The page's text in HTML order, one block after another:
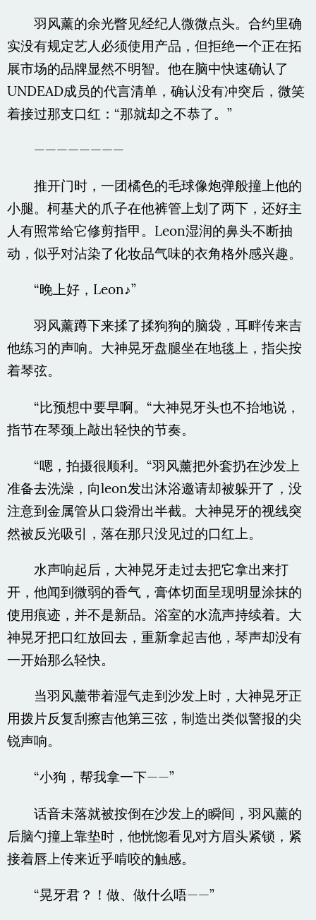
羽风薰的余光瞥见经纪人微微点头。合约里确
实没有规定艺人必须使用产品，但拒绝一个正在拓
展市场的品牌显然不明智。他在脑中快速确认了
UNDEAD成员的代言清单，确认没有冲突后，微笑
着接过那支口红：“那就却之不恭了。”
————————
推开门时，一团橘色的毛球像炮弹般撞上他的
小腿。柯基犬的爪子在他裤管上划了两下，还好主
人有照常给它修剪指甲。Leon湿润的鼻头不断抽
动，似乎对沾染了化妆品气味的衣角格外感兴趣。
“晚上好，Leon♪”
羽风薰蹲下来揉了揉狗狗的脑袋，耳畔传来吉
他练习的声响。大神晃牙盘腿坐在地毯上，指尖按
着琴弦。
“比预想中要早啊。“大神晃牙头也不抬地说，
指节在琴颈上敲出轻快的节奏。
“嗯，拍摄很顺利。“羽风薰把外套扔在沙发上
准备去洗澡，向leon发出沐浴邀请却被躲开了，没
注意到金属管从口袋滑出半截。大神晃牙的视线突
然被反光吸引，落在那只没见过的口红上。
水声响起后，大神晃牙走过去把它拿出来打
开，他闻到微弱的香气，膏体切面呈现明显涂抹的
使用痕迹，并不是新品。浴室的水流声持续着。大
神晃牙把口红放回去，重新拿起吉他，琴声却没有
一开始那么轻快。
当羽风薰带着湿气走到沙发上时，大神晃牙正
用拨片反复刮擦吉他第三弦，制造出类似警报的尖
锐声响。
“小狗，帮我拿一下——”
话音未落就被按倒在沙发上的瞬间，羽风薰的
后脑勺撞上靠垫时，他恍惚看见对方眉头紧锁，紧
接着唇上传来近乎啃咬的触感。
“晃牙君？！做、做什么唔——”